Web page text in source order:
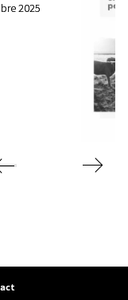
2025